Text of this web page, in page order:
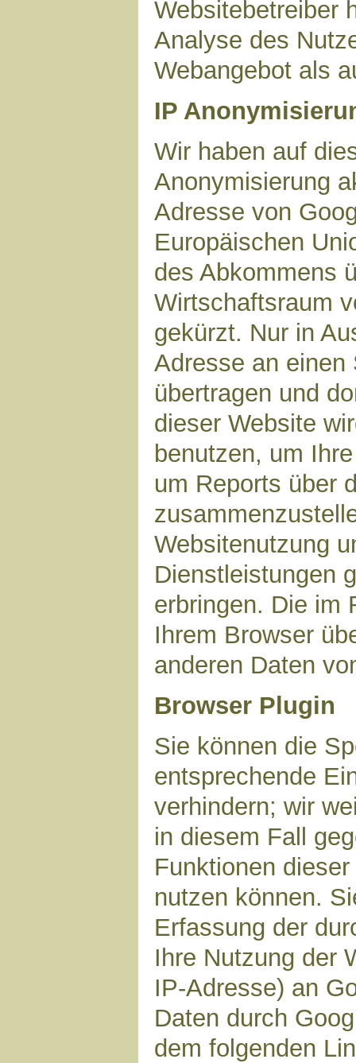
Websitebetreiber
Analyse des
Webangebot als
IP
Wir haben auf
Anonymisierung
Adresse von
Europäischen
des Abkommens
Wirtschaftsraum
gekürzt. Nur in
Adresse an einen
übertragen und
dieser Website
benutzen, um
um Reports über
Websitenutzung
Dienstleistungen
erbringen. Die im
Ihrem Browser
anderen Daten
Browser Plugin
Sie können die
entsprechende
verhindern; wir
in diesem Fall
Funktionen
nutzen können.
Erfassung der
Ihre Nutzung der
IP-Adresse) an
Daten durch
dem folgenden